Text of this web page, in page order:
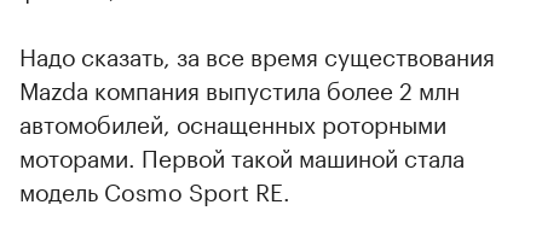
Надо сказать, за все время существования
Mazda компания выпустила более 2 млн
автомобилей, оснащенных роторными
моторами. Первой такой машиной стала
модель Cosmo Sport RE.